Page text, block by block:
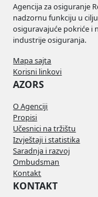
Agencija za osiguranje
nadzornu funkciju u
osiguravajuće pokriće i
industrije osiguranja.
Mapa sajta
Korisni linkovi
AZORS
O Agenciji
Propisi
Učesnici na tržištu
Izvještaji i statistika
Saradnja i razvoj
Ombudsman
Kontakt
KONTAKT